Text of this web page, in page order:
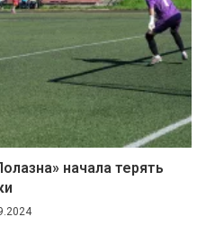
начала терять